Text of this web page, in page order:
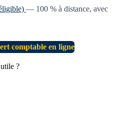
— 100 % à distance, avec
comptable en ligne
?